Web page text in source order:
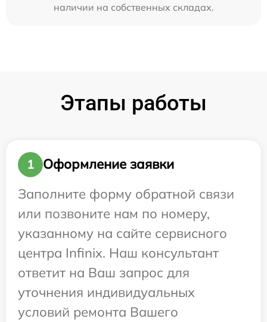
наличии на собственных складах.
Этапы работы
1
Оформление заявки
Заполните форму обратной связи
или позвоните нам по номеру,
указанному на сайте сервисного
центра Infinix. Наш консультант
ответит на Ваш запрос для
уточнения индивидуальных
условий ремонта Вашего